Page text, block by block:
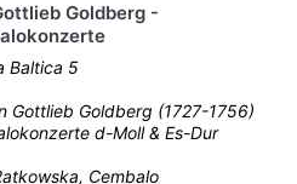
Goldberg -
Baltica 5
Gottlieb Goldberg (1727-1756)
d-Moll & Es-Dur
Cembalo